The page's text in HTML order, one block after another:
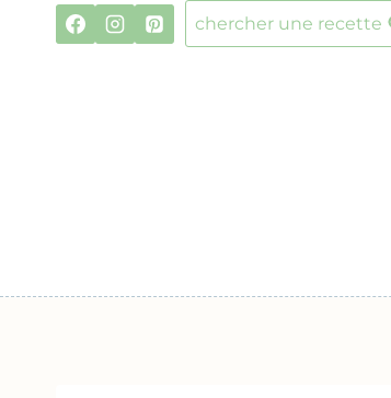
chercher une recette